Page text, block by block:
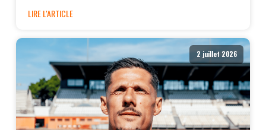
LIRE L'ARTICLE
2 juillet 2026